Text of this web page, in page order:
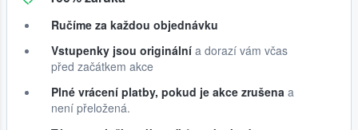
Ručíme za každou objednávku
Vstupenky jsou originální a dorazí vám včas
před začátkem akce
Plné vrácení platby, pokud je akce zrušena a
není přeložená.